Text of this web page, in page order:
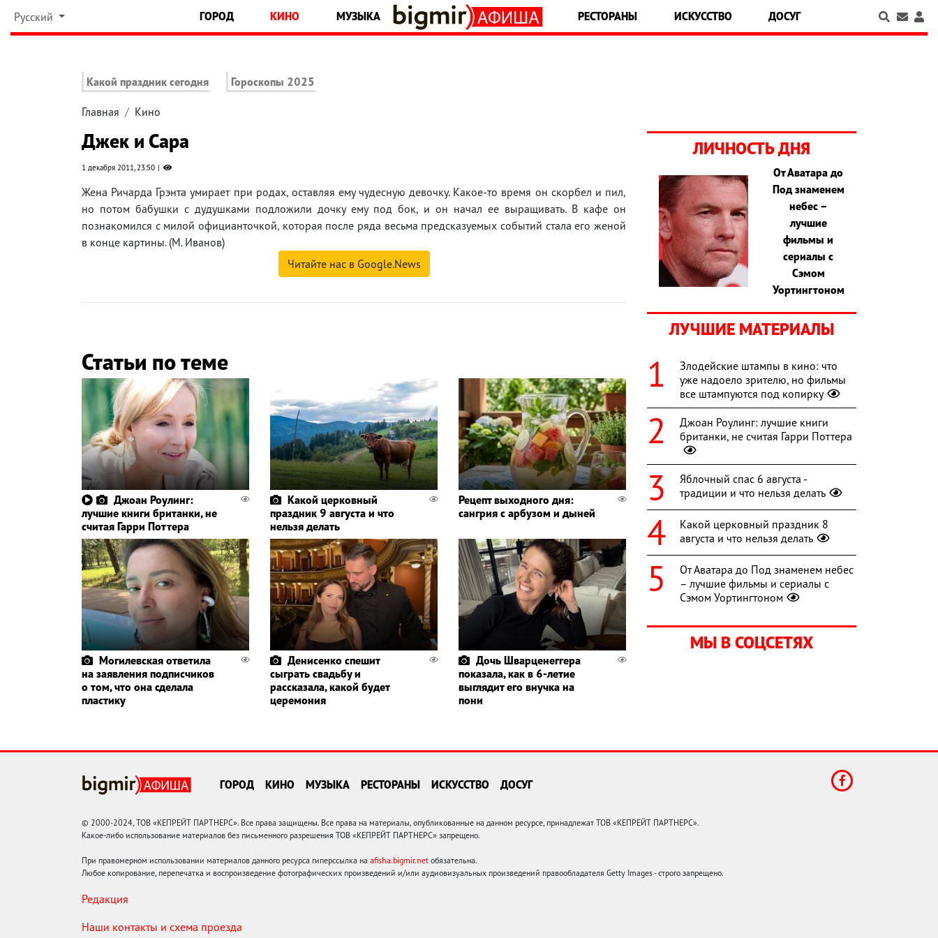
Русский ГОРОД КИНО МУЗЫКА РЕСТОРАНЫ ИСКУССТВО ДОСУГ
Какой праздник сегодня Гороскопы 2025
Главная Кино
Джек и Сара
1 декабря 2011, 23:50
Жена Ричарда Грэнта умирает при родах, оставляя ему чудесную девочку. Какое-то время он скорбел и пил,
но потом бабушки с дудушками подложили дочку ему под бок, и он начал ее выращивать. В кафе он
познакомился с милой официанточкой, которая после ряда весьма предсказуемых событий стала его женой
в конце картины. (М. Иванов)
Читайте нас в Google.News
Статьи по теме
Джоан Роулинг:
лучшие книги британки, не
считая Гарри Поттера
Какой церковный
праздник 9 августа и что
нельзя делать
Рецепт выходного дня:
сангрия с арбузом и дыней
Могилевская ответила
на заявления подписчиков
о том, что она сделала
пластику
Денисенко спешит
сыграть свадьбу и
рассказала, какой будет
церемония
Дочь Шварценеггера
показала, как в 6-летие
выглядит его внучка на
пони
ЛИЧНОСТЬ ДНЯ
От Аватара до
Под знаменем
небес –
лучшие
фильмы и
сериалы с
Сэмом
Уортингтоном
ЛУЧШИЕ МАТЕРИАЛЫ
Злодейские штампы в кино: что
уже надоело зрителю, но фильмы
все штампуются под копирку
Джоан Роулинг: лучшие книги
британки, не считая Гарри Поттера
Яблочный спас 6 августа -
традиции и что нельзя делать
Какой церковный праздник 8
августа и что нельзя делать
От Аватара до Под знаменем небес
– лучшие фильмы и сериалы с
Сэмом Уортингтоном
МЫ В СОЦСЕТЯХ
ГОРОД КИНО МУЗЫКА РЕСТОРАНЫ ИСКУССТВО ДОСУГ
© 2000-2024, ТОВ «КЕПРЕЙТ ПАРТНЕРС». Все права защищены. Все права на материалы, опубликованные на данном ресурсе, принадлежат ТОВ «КЕПРЕЙТ ПАРТНЕРС».
Какое-либо использование материалов без письменного разрешения ТОВ «КЕПРЕЙТ ПАРТНЕРС» запрещено.
При правомерном использовании материалов данного ресурса гиперссылка на afisha.bigmir.net обязательна.
Любое копирование, перепечатка и воспроизведение фотографических произведений и/или аудиовизуальных произведений правообладателя Getty Images - строго запрещено.
Редакция
Наши контакты и схема проезда